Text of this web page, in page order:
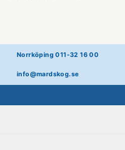
Norrköping 011-32 16 00
info@mardskog.se